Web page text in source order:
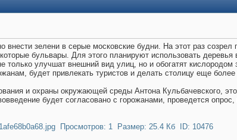
внести зелени в серые московские будни. На этот раз
бульвары. Для этого планируют использовать
только улучшат внешний вид улиц, но и обогатят
будет привлекать туристов и делать столицу еще
и охраны окружающей среды Антона Кульбачевского,
будет согласовано с горожанами, проведется